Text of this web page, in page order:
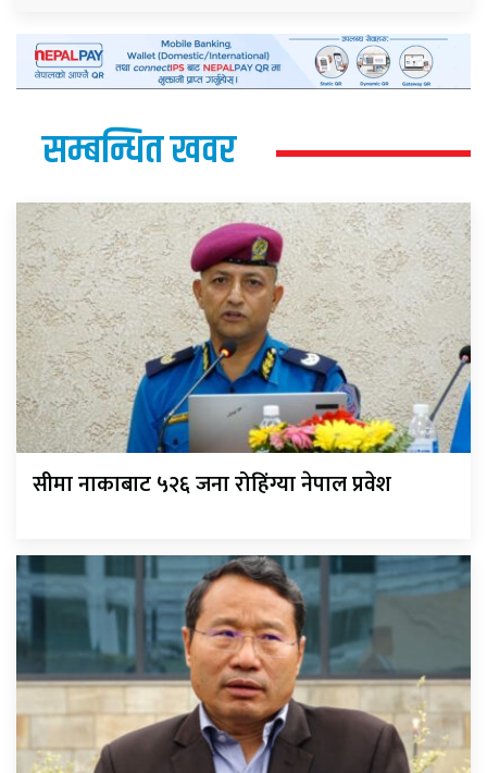
सम्बन्धित खवर
सीमा नाकाबाट ५२६ जना रोहिंग्या नेपाल प्रवेश